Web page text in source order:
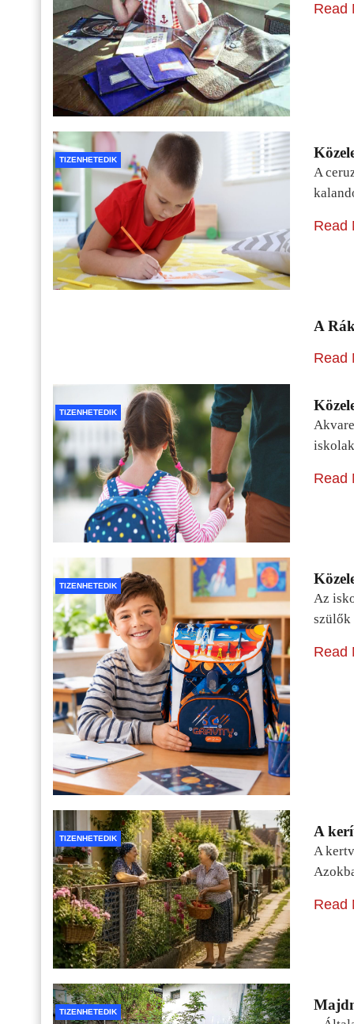
Read
TIZENHETEDIK
A
Read
A
Read
TIZENHETEDIK
Read
TIZENHETEDIK
Az
szülők
Read
TIZENHETEDIK A
A
Read
TIZENHETEDIK